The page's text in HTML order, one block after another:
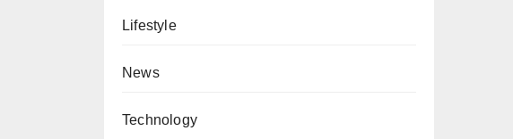
Lifestyle
News
Technology